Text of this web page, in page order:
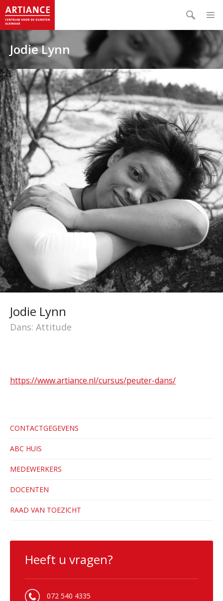
Jodie Lynn
Jodie Lynn
Dans: Attitude
https://www.artiance.nl/cursus/peuter-dans/
CONTACTGEGEVENS
ABC HUIS
MEDEWERKERS
DOCENTEN
RAAD VAN TOEZICHT
Heeft u vragen?
072 540 4335